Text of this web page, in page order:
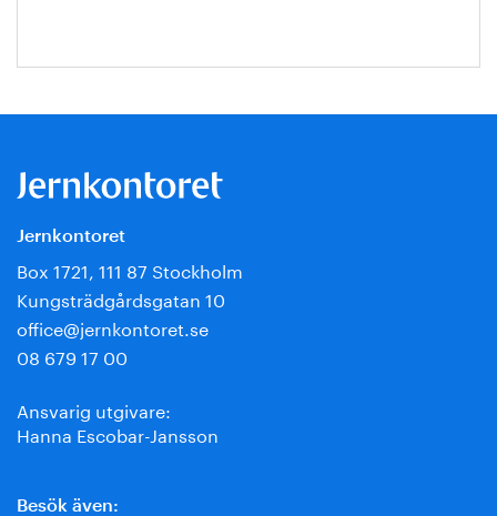
Jernkontoret
Box 1721, 111 87 Stockholm
Kungsträdgårdsgatan 10
office@jernkontoret.se
08 679 17 00
Ansvarig utgivare:
Hanna Escobar-Jansson
Besök även: